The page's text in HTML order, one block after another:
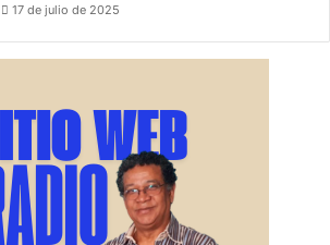
17 de julio de 2025